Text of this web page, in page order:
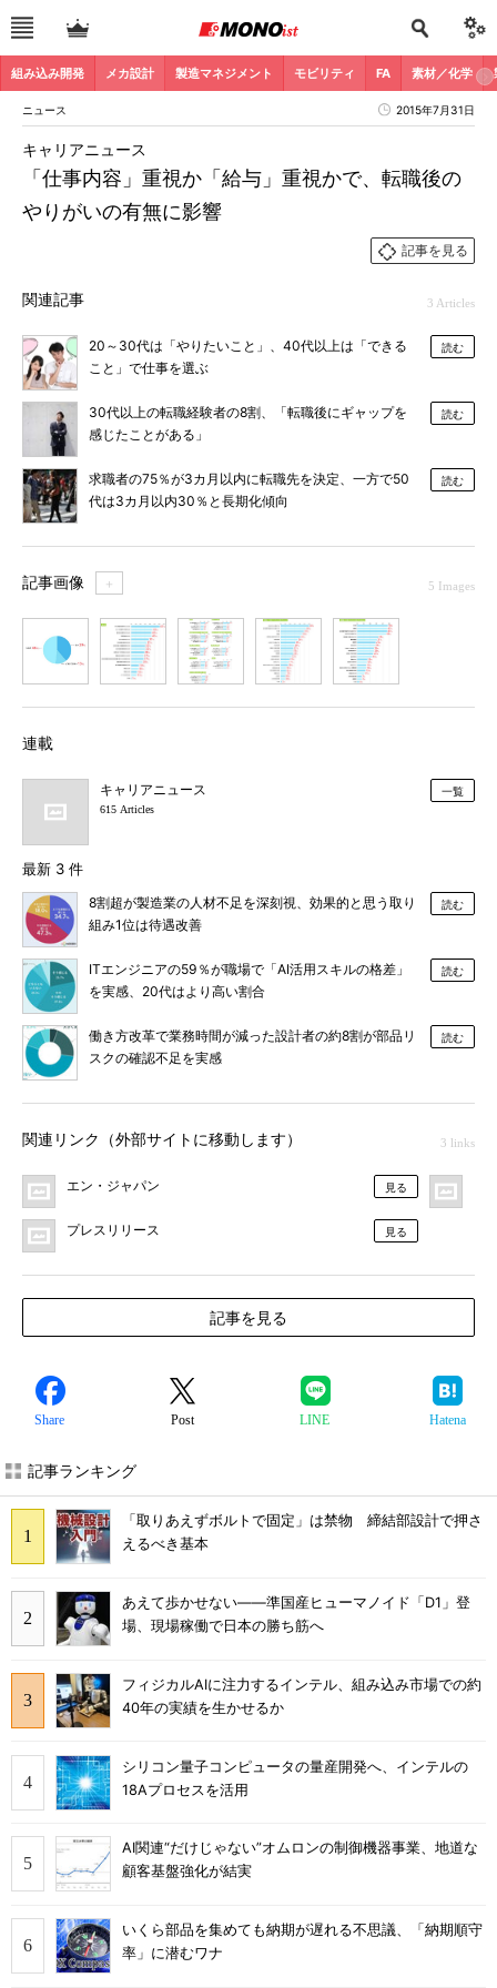
組み込み開発 メカ設計 製造マネジメント モビリティ FA 素材／化学
ニュース 2015年7月31日
「仕事内容」重視か「給与」重視かで、転職後の
やりがいの有無に影響
キャリアニュース
記事を見る
関連記事 3 Articles
20～30代は「やりたいこと」、40代以上は「できる
こと」で仕事を選ぶ
読む
30代以上の転職経験者の8割、「転職後にギャップを
感じたことがある」
読む
求職者の75％が3カ月以内に転職先を決定、一方で50
代は3カ月以内30％と長期化傾向
読む
記事画像 ＋ 5 Images
連載
キャリアニュース
615 Articles
一覧
最新 3 件
8割超が製造業の人材不足を深刻視、効果的と思う取り
組み1位は待遇改善
読む
ITエンジニアの59％が職場で「AI活用スキルの格差」
を実感、20代はより高い割合
読む
働き方改革で業務時間が減った設計者の約8割が部品リ
スクの確認不足を実感
読む
関連リンク（外部サイトに移動します） 3 links
エン・ジャパン 見る
プレスリリース 見る
記事を見る
Share Post LINE Hatena
記事ランキング
「取りあえずボルトで固定」は禁物 締結部設計で押さ
えるべき基本
あえて歩かせない――準国産ヒューマノイド「D1」登
場、現場稼働で日本の勝ち筋へ
フィジカルAIに注力するインテル、組み込み市場での約
40年の実績を生かせるか
シリコン量子コンピュータの量産開発へ、インテルの
18Aプロセスを活用
AI関連“だけじゃない”オムロンの制御機器事業、地道な
顧客基盤強化が結実
いくら部品を集めても納期が遅れる不思議、「納期順守
率」に潜むワナ